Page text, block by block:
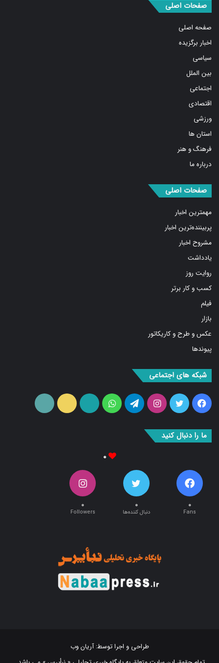
صفحه اصلی
اخبار برگزیده
سیاسی
بین الملل
اجتماعی
اقتصادی
ورزشی
استان ها
فرهنگ و هنر
درباره ما
مهمترین اخبار
پربیننده‌ترین اخبار
مشروح اخبار
یادداشت
روایت روز
کسب و کار برتر
فیلم
بازار
عکس و طرح و کاریکاتور
پیوندها
فیس
بوک
توییتراینستاگرامتلگرامواتس
آپ
آپارات ایتا
۰ ۰ ۰
تمام حقوق این سایت متعلق به پایگاه خبری تحلیلی « نبأپرس » می باشد .